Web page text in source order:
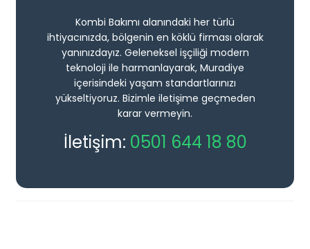
Kombi Bakımı alanındaki her türlü
ihtiyacınızda, bölgenin en köklü firması olarak
yanınızdayız. Geleneksel işçiliği modern
teknoloji ile harmanlayarak, Muradiye
içerisindeki yaşam standartlarınızı
yükseltiyoruz. Bizimle iletişime geçmeden
karar vermeyin.
İletişim: 0501 644 18 80